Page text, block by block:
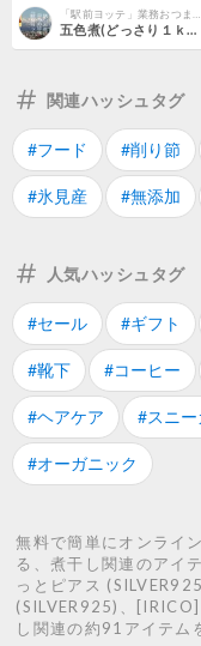
関連ハッシュタグ
#フード #削り節
#氷見産 #無添加
人気ハッシュタグ
#セール #ギフト
#靴下 #コーヒー
#ヘアケア #スニー
#オーガニック
無料で簡単にオンライ
る、煮干し関連のアイ
っとピアス
(SILVER925)、
し関連の約91アイテム